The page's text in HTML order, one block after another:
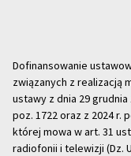
Dofinansowanie
związanych z realizacją
ustawy z dnia 29 grudnia
poz. 1722 oraz z 2024 r.
której mowa w art. 31
radiofonii i telewizji (Dz.